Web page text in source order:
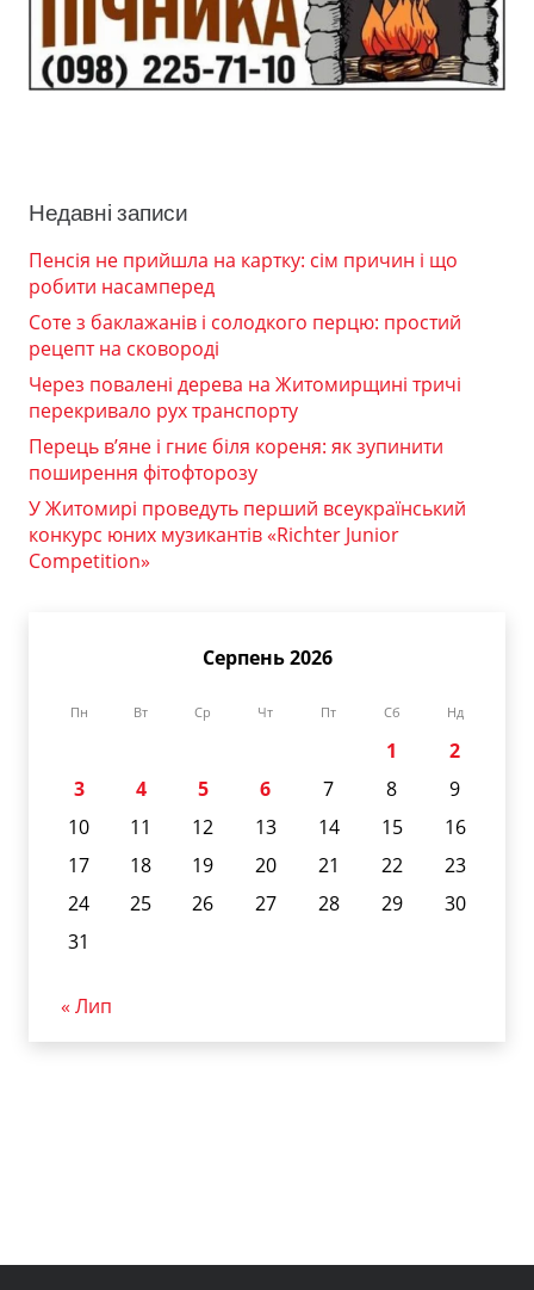
Недавні записи
Пенсія не прийшла на картку: сім причин і що
робити насамперед
Соте з баклажанів і солодкого перцю: простий
рецепт на сковороді
Через повалені дерева на Житомирщині тричі
перекривало рух транспорту
Перець в’яне і гниє біля кореня: як зупинити
поширення фітофторозу
У Житомирі проведуть перший всеукраїнський
конкурс юних музикантів «Richter Junior
Competition»
Серпень 2026
Пн Вт Ср Чт Пт Сб Нд
1
2
3
4 5 6 7 8
9
10
11 12 13 14 15
16
17
18 19 20 21 22
23
24
25 26 27 28 29
30
31
« Лип